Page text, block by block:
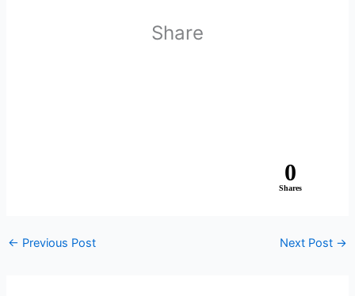
Share
0
Shares
← Previous Post Next Post →